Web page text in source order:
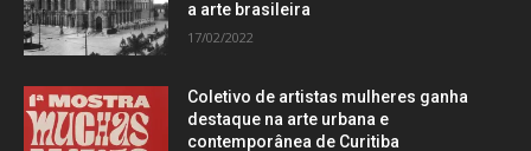
a arte brasileira
17/02/2022
Coletivo de artistas mulheres ganha
destaque na arte urbana e
contemporânea de Curitiba